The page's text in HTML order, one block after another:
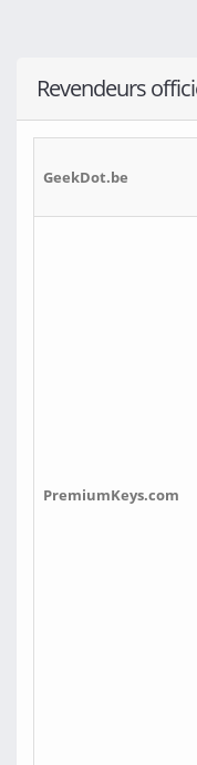
Revendeurs
GeekDot.be
PremiumKeys.com